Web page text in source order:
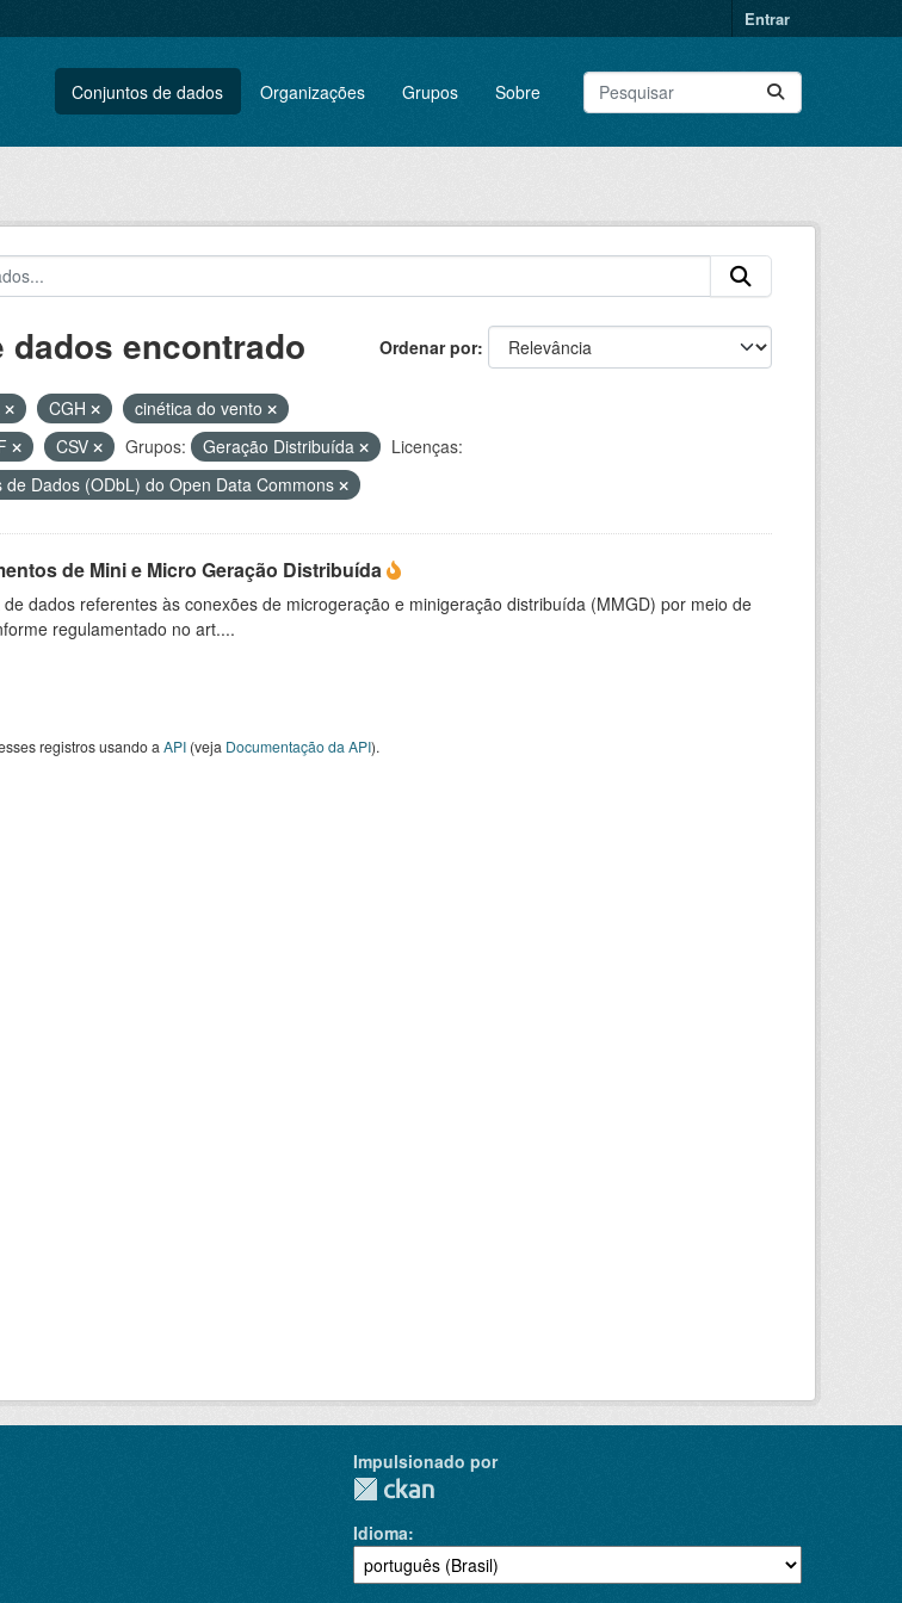
Entrar
Conjuntos de dados Organizações Grupos Sobre
Ordenar por
dados encontrado
CGH
cinética do vento
CSV Grupos: Geração Distribuída
Licenças:
Dados (ODbL) do Open Data Commons
de Mini e Micro Geração Distribuída
dados referentes às conexões de microgeração e minigeração distribuída (MMGD) por meio de
regulamentado no art....
registros usando a API(veja Documentação da API).
Impulsionado por
Idioma